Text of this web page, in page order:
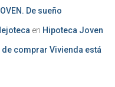
De sueño
en Hipoteca Joven
de comprar Vivienda está